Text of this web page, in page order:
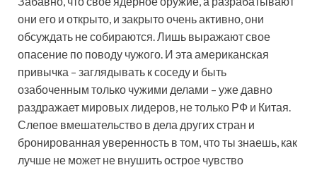
они его и открыто, и закрыто очень активно, они
обсуждать не собираются. Лишь выражают свое
опасение по поводу чужого. И эта американская
привычка – заглядывать к соседу и быть
озабоченным только чужими делами – уже давно
раздражает мировых лидеров, не только РФ и Китая.
Слепое вмешательство в дела других стран и
бронированная уверенность в том, что ты знаешь, как
лучше не может не внушить острое чувство